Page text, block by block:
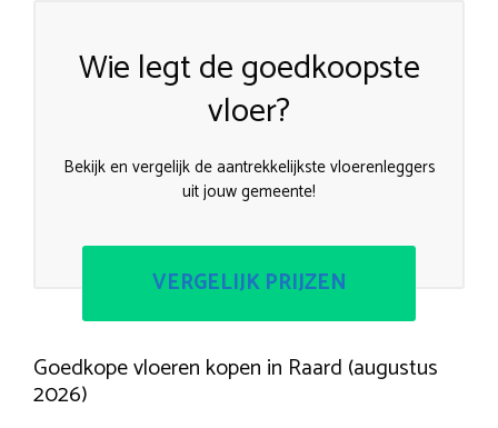
Wie legt de goedkoopste
vloer?
Bekijk en vergelijk de aantrekkelijkste vloerenleggers
uit jouw gemeente!
VERGELIJK PRIJZEN
Goedkope vloeren kopen in Raard (augustus
2026)